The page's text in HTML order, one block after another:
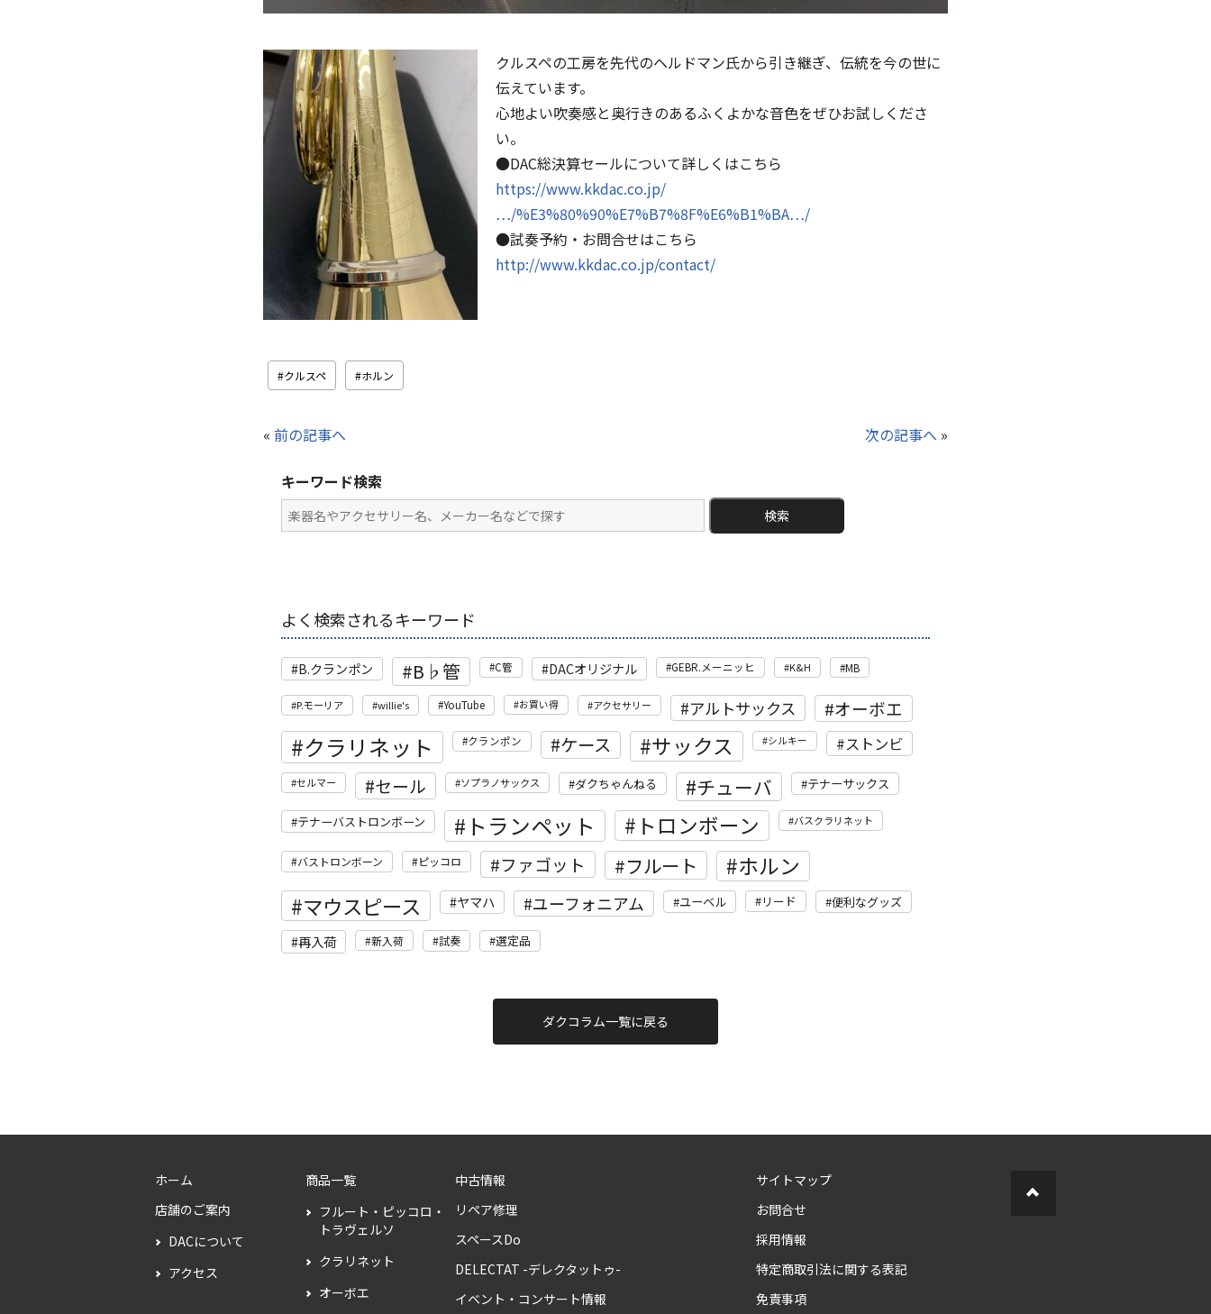
クルスペの工房を先代のヘルドマン氏から引き継ぎ、伝統を今の世に
伝えています。
心地よい吹奏感と奥行きのあるふくよかな音色をぜひお試しくださ
い。
●DAC総決算セールについて詳しくはこちら
https://www.kkdac.co.jp/
…/%E3%80%90%E7%B7%8F%E6%B1%BA…/
●試奏予約・お問合せはこちら
http://www.kkdac.co.jp/contact/
クルスペ ホルン
« 前の記事へ 次の記事へ »
キーワード検索
検索
よく検索されるキーワード
B.クランポン B♭管 C管 DACオリジナル GEBR.メーニッヒ K&H MB
P.モーリア willie's YouTube お買い得 アクセサリー アルトサックス オーボエ
クラリネット クランポン ケース サックス シルキー ストンビ
セルマー セール ソプラノサックス ダクちゃんねる チューバ テナーサックス
テナーバストロンボーン トランペット トロンボーン バスクラリネット
バストロンボーン ピッコロ ファゴット フルート ホルン
マウスピース ヤマハ ユーフォニアム ユーベル リード 便利なグッズ
再入荷 新入荷 試奏 選定品
ダクコラム一覧に戻る
ホーム
店舗のご案内
DACについて
アクセス
商品一覧
フルート・ピッコロ・
トラヴェルソ
クラリネット
オーボエ
中古情報
リペア修理
スペースDo
DELECTAT -デレクタットゥ-
イベント・コンサート情報
サイトマップ
お問合せ
採用情報
特定商取引法に関する表記
免責事項